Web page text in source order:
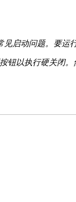
启动问题。要运
钮以执行硬关闭